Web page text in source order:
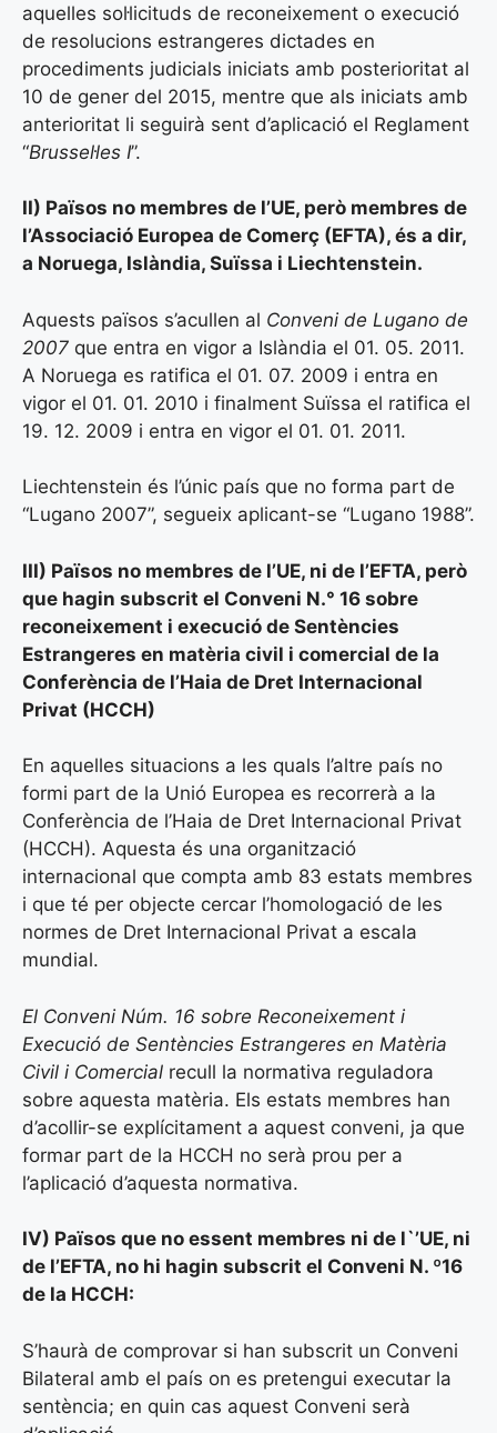
aquelles sol·licituds de reconeixement o execució
de resolucions estrangeres dictades en
procediments judicials iniciats amb posterioritat al
10 de gener del 2015, mentre que als iniciats amb
anterioritat li seguirà sent d’aplicació el Reglament
“Brussel·les I”.
II) Països no membres de l’UE, però membres de
l’Associació Europea de Comerç (EFTA), és a dir,
a Noruega, Islàndia, Suïssa i Liechtenstein.
Aquests països s’acullen al Conveni de Lugano de
2007 que entra en vigor a Islàndia el 01. 05. 2011.
A Noruega es ratifica el 01. 07. 2009 i entra en
vigor el 01. 01. 2010 i finalment Suïssa el ratifica el
19. 12. 2009 i entra en vigor el 01. 01. 2011.
Liechtenstein és l’únic país que no forma part de
“Lugano 2007”, segueix aplicant-se “Lugano 1988”.
III) Països no membres de l’UE, ni de l’EFTA, però
que hagin subscrit el Conveni N.° 16 sobre
reconeixement i execució de Sentències
Estrangeres en matèria civil i comercial de la
Conferència de l’Haia de Dret Internacional
Privat (HCCH)
En aquelles situacions a les quals l’altre país no
formi part de la Unió Europea es recorrerà a la
Conferència de l’Haia de Dret Internacional Privat
(HCCH). Aquesta és una organització
internacional que compta amb 83 estats membres
i que té per objecte cercar l’homologació de les
normes de Dret Internacional Privat a escala
mundial.
El Conveni Núm. 16 sobre Reconeixement i
Execució de Sentències Estrangeres en Matèria
Civil i Comercial recull la normativa reguladora
sobre aquesta matèria. Els estats membres han
d’acollir-se explícitament a aquest conveni, ja que
formar part de la HCCH no serà prou per a
l’aplicació d’aquesta normativa.
IV) Països que no essent membres ni de l`’UE, ni
de l’EFTA, no hi hagin subscrit el Conveni N. º16
de la HCCH:
S’haurà de comprovar si han subscrit un Conveni
Bilateral amb el país on es pretengui executar la
sentència; en quin cas aquest Conveni serà